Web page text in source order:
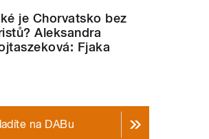
je Chorvatsko bez
Aleksandra
Fjaka
na DABu